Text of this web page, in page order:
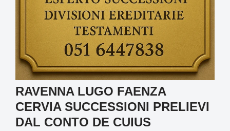
RAVENNA LUGO FAENZA
CERVIA SUCCESSIONI PRELIEVI
DAL CONTO DE CUIUS